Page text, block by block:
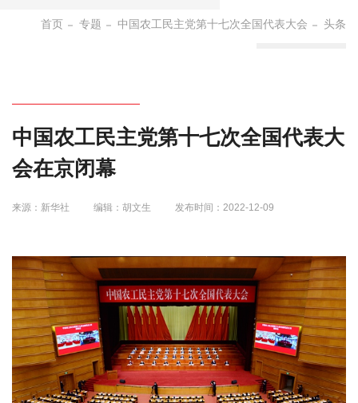
首页 专题 中国农工民主党第十七次全国代表大会 头条
中国农工民主党第十七次全国代表大
会在京闭幕
来源：新华社 编辑：胡文生 发布时间：2022-12-09